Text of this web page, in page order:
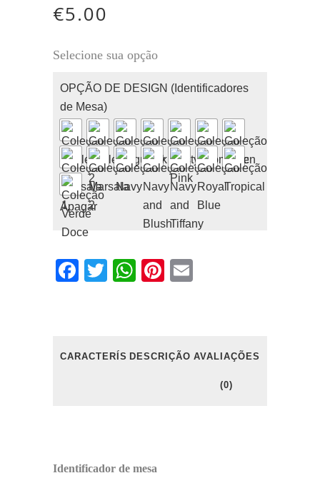
€5.00
Selecione sua opção
OPÇÃO DE DESIGN (Identificadores
de Mesa)
Apagar
Facebook
TwitterWhatsApp
Pinterest
CARACTERÍSTICASDESCRIÇÃO AVALIAÇÕES
(0)
Identificador de mesa